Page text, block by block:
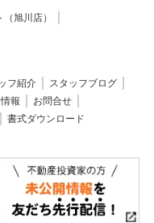
旭川店）
フ紹介
スタッフブログ
報
お問合せ
書式ダウンロード